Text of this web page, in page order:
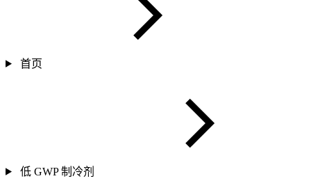
首页
低 GWP 制冷剂